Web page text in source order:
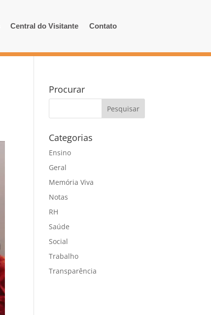
Central do Visitante Contato
Procurar
Categorias
Ensino
Geral
Memória Viva
Notas
RH
Saúde
Social
Trabalho
Transparência